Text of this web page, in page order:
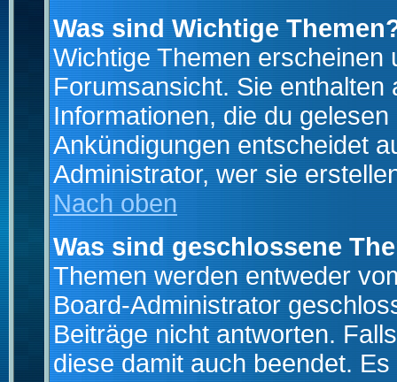
Was sind Wichtige
Wichtige Themen erscheinen
Forumsansicht. Sie
Informationen, die du
Ankündigungen entscheidet
Administrator, wer sie
Nach oben
Was sind geschlossene
Themen werden entweder
Board-Administrator
Beiträge nicht antworten.
diese damit auch beendet.